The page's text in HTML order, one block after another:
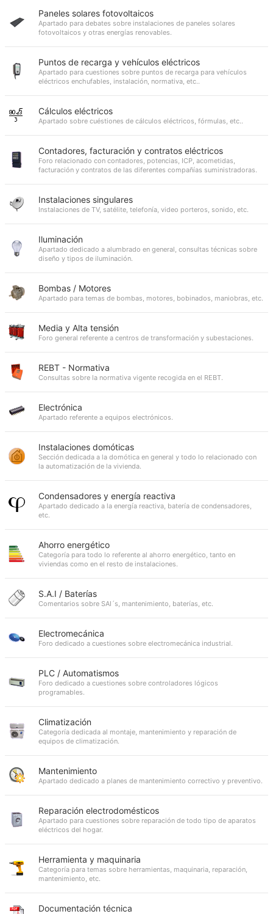
Paneles solares fotovoltaicos
Apartado para debates sobre instalaciones de paneles solares
fotovoltaicos y otras energías renovables.
Puntos de recarga y vehículos eléctricos
Apartado para cuestiones sobre puntos de recarga para vehículos
eléctricos enchufables, instalación, normativa, etc..
Cálculos eléctricos
Apartado sobre cuéstiones de cálculos eléctricos, fórmulas, etc..
Contadores, facturación y contratos eléctricos
Foro relacionado con contadores, potencias, ICP, acometidas,
facturación y contratos de las diferentes compañías suministradoras.
Instalaciones singulares
Instalaciones de TV, satélite, telefonía, video porteros, sonido, etc.
Iluminación
Apartado dedicado a alumbrado en general, consultas técnicas sobre
diseño y tipos de iluminación.
Bombas / Motores
Apartado para temas de bombas, motores, bobinados, maniobras, etc.
Media y Alta tensión
Foro general referente a centros de transformación y subestaciones.
REBT - Normativa
Consultas sobre la normativa vigente recogida en el REBT.
Electrónica
Apartado referente a equipos electrónicos.
Instalaciones domóticas
Sección dedicada a la domótica en general y todo lo relacionado con
la automatización de la vivienda.
Condensadores y energía reactiva
Apartado dedicado a la energía reactiva, batería de condensadores,
etc.
Ahorro energético
Categoría para todo lo referente al ahorro energético, tanto en
viviendas como en el resto de instalaciones.
S.A.I / Baterías
Comentarios sobre SAI´s, mantenimiento, baterías, etc.
Electromecánica
Foro dedicado a cuestiones sobre electromecánica industrial.
PLC / Automatismos
Foro dedicado a cuestiones sobre controladores lógicos
programables.
Climatización
Categoría dedicada al montaje, mantenimiento y reparación de
equipos de climatización.
Mantenimiento
Apartado dedicado a planes de mantenimiento correctivo y preventivo.
Reparación electrodomésticos
Apartado para cuestiones sobre reparación de todo tipo de aparatos
eléctricos del hogar.
Herramienta y maquinaria
Categoría para temas sobre herramientas, maquinaria, reparación,
mantenimiento, etc.
Documentación técnica